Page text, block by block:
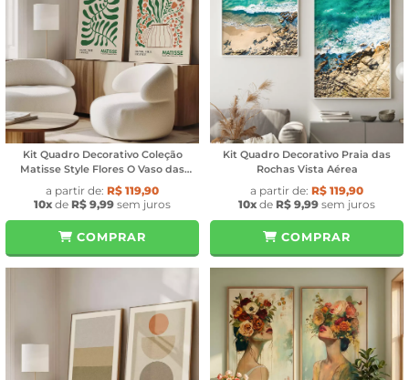
Kit Quadro Decorativo Coleção
Matisse Style Flores O Vaso das
Flores
a partir de: R$ 119,90
10x de R$ 9,99 sem juros
COMPRAR
Kit Quadro Decorativo Praia das
Rochas Vista Aérea
a partir de: R$ 119,90
10x de R$ 9,99 sem juros
COMPRAR